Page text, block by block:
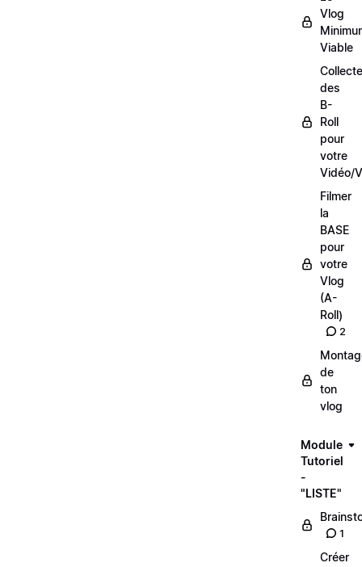
Vlog
Viable
des
B-
Roll
pour
votre
Vidéo/
Filmer
la
BASE
pour
votre
Vlog
(A-
Roll)
2
de
ton
vlog
Module
Tutoriel
-
"LISTE"
1
Créer